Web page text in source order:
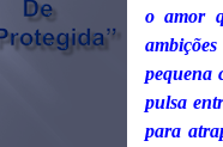
o amor
pequena
pulsa
para